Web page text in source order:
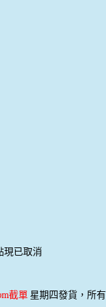
現已取消
截單 星期四發貨，所